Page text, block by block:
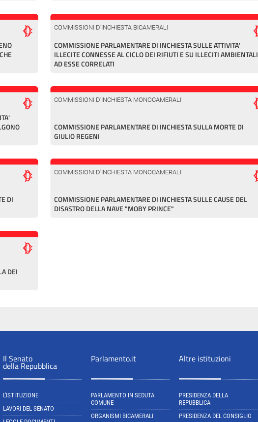
COMMISSIONI D'INCHIESTA BICAMERALI
COMMISSIONE PARLAMENTARE DI INCHIESTA SULLE ATTIVITA'
ILLECITE CONNESSE AL CICLO DEI RIFIUTI E SU ILLECITI AMBIENTALI
AD ESSE CORRELATI
COMMISSIONI D'INCHIESTA MONOCAMERALI
COMMISSIONE PARLAMENTARE DI INCHIESTA SULLA MORTE DI
GIULIO REGENI
DI
COMMISSIONI D'INCHIESTA MONOCAMERALI
COMMISSIONE PARLAMENTARE DI INCHIESTA SULLE CAUSE DEL
DISASTRO DELLA NAVE "MOBY PRINCE"
DEI
Il Senato
della Repubblica
L'ISTITUZIONE
LAVORI DEL SENATO
Parlamento.it
PARLAMENTO IN SEDUTA
COMUNE
ORGANISMI BICAMERALI
Altre istituzioni
PRESIDENZA DELLA
REPUBBLICA
PRESIDENZA DEL CONSIGLIO